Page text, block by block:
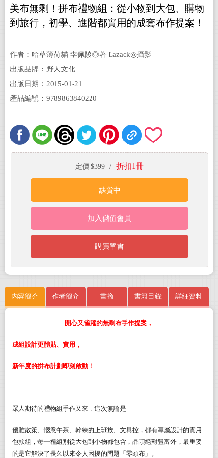
美布無剩！拼布禮物組：從小物到大包、購物
到旅行，初學、進階都實用的成套布作提案！
作者：哈草薄荷貓 李佩陵◎著 Lazack◎攝影
出版品牌：野人文化
出版日期：2015-01-21
產品編號：9789863840220
定價 $399 / 折扣1冊
缺貨中
加入儲值會員
購買單書
內容簡介 作者簡介 書摘 書籍目錄 詳細資料
開心又雀躍的無剩布手作提案，
成組設計更體貼、實用，
新年度的拼布計劃即刻啟動！
眾人期待的禮物組手作又來，這次無論是──
優雅散策、愜意午茶、幹練的上班族、文具控，都有專屬設計的實用
包款組，每一種組別從大包到小物都包含，品項絕對豐富外，最重要
的是它解決了長久以來令人困擾的問題「零頭布」。